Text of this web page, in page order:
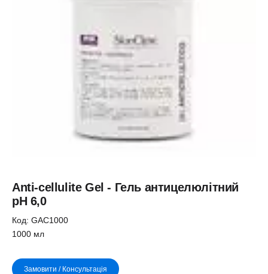
Аnti-cellulite Gel - Гель антицелюлітний
pH 6,0
Код: GAC1000
1000 мл
Замовити / Консультація